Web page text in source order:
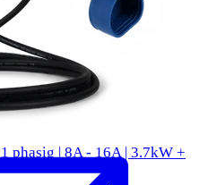
phasig | 8A - 16A | 3.7kW +